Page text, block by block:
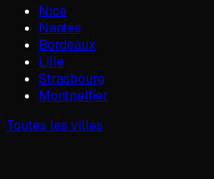
Nice
Nantes
Bordeaux
Lille
Strasbourg
Montpellier
Toutes les villes